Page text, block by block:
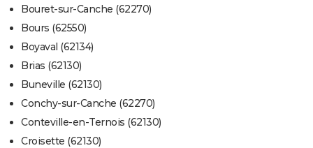
Bouret-sur-Canche (62270)
Bours (62550)
Boyaval (62134)
Brias (62130)
Buneville (62130)
Conchy-sur-Canche (62270)
Conteville-en-Ternois (62130)
Croisette (62130)